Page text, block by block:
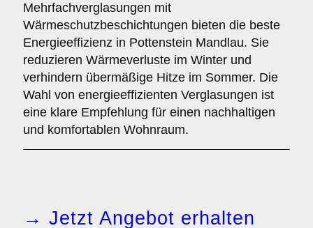
Mehrfachverglasungen mit
Wärmeschutzbeschichtungen bieten die beste
Energieeffizienz in Pottenstein Mandlau. Sie
reduzieren Wärmeverluste im Winter und
verhindern übermäßige Hitze im Sommer. Die
Wahl von energieeffizienten Verglasungen ist
eine klare Empfehlung für einen nachhaltigen
und komfortablen Wohnraum.
→ Jetzt Angebot erhalten